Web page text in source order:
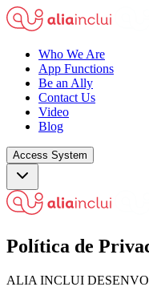
Who We Are
App Functions
Be an Ally
Contact Us
Video
Blog
Access System
Política de
ALIA INCLUI